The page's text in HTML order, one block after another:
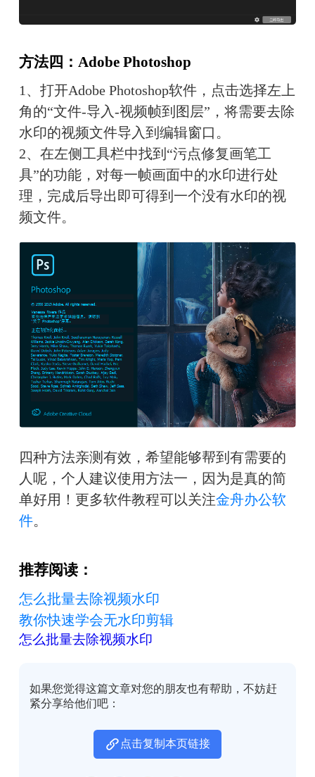
方法四：Adobe Photoshop
1、打开Adobe Photoshop软件，点击选择左上
角的“文件-导入-视频帧到图层”，将需要去除
水印的视频文件导入到编辑窗口。
2、在左侧工具栏中找到“污点修复画笔工
具”的功能，对每一帧画面中的水印进行处
理，完成后导出即可得到一个没有水印的视
频文件。
四种方法亲测有效，希望能够帮到有需要的
人呢，个人建议使用方法一，因为是真的简
单好用！更多软件教程可以关注金舟办公软
件。
推荐阅读：
怎么批量去除视频水印
教你快速学会无水印剪辑
怎么批量去除视频水印
如果您觉得这篇文章对您的朋友也有帮助，不妨赶
紧分享给他们吧：
点击复制本页链接